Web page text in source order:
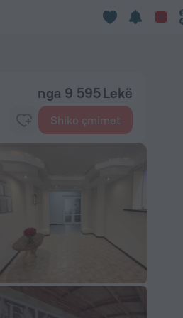
nga 9 595 Lekë
Shiko çmimet